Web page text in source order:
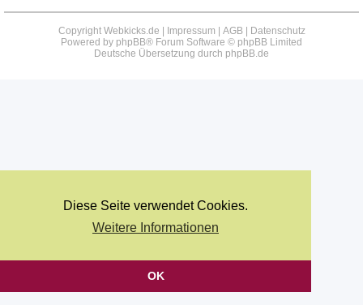
Diese Seite verwendet Cookies.
Weitere Informationen
OK
Copyright Webkicks.de | Impressum | AGB| Datenschutz
Powered by phpBB® Forum Software © phpBB Limited
Deutsche Übersetzung durch phpBB.de